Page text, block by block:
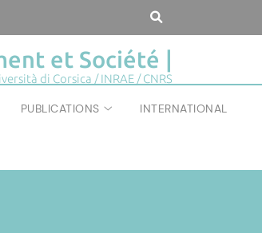
et Société |
di Corsica / INRAE / CNRS
PUBLICATIONS INTERNATIONAL